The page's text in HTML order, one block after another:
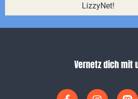
LizzyNet!
Vernetz dich mit